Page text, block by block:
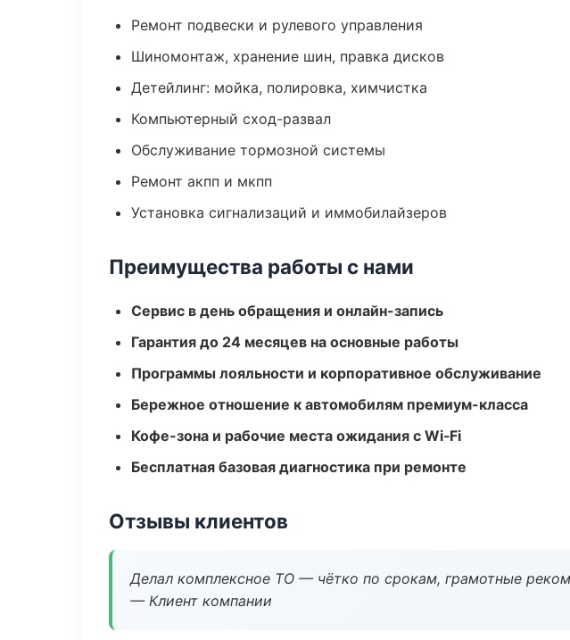
Ремонт подвески и рулевого управления
Шиномонтаж, хранение шин, правка дисков
Детейлинг: мойка, полировка, химчистка
Компьютерный сход-развал
Обслуживание тормозной системы
Ремонт акпп и мкпп
Установка сигнализаций и иммобилайзеров
Преимущества работы с нами
Сервис в день обращения и онлайн-запись
Гарантия до 24 месяцев на основные работы
Программы лояльности и корпоративное обслуживание
Бережное отношение к автомобилям премиум-класса
Кофе-зона и рабочие места ожидания с Wi‑Fi
Бесплатная базовая диагностика при ремонте
Отзывы клиентов
Делал комплексное ТО — чётко по срокам, грамотные
— Клиент компании